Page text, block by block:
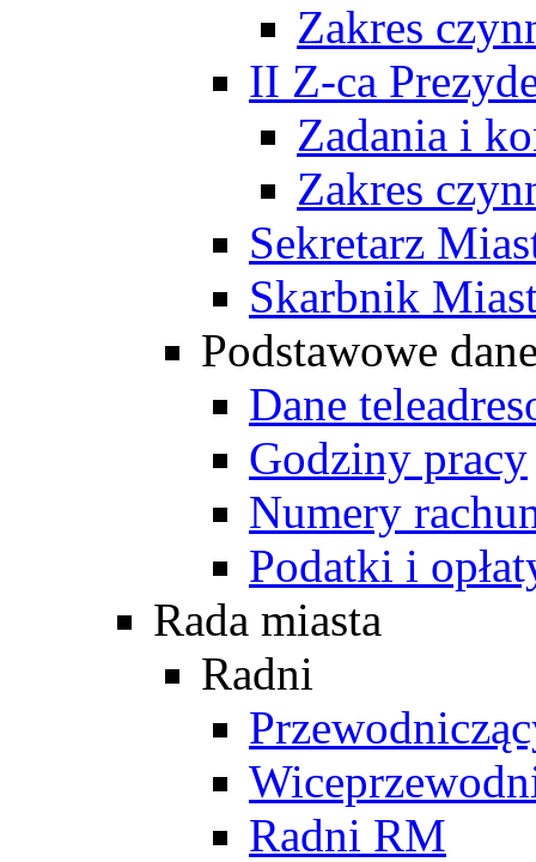
Zakres
II Z-ca
Zadania i
Zakres
Sekretarz
Skarbnik
Podstawowe
Dane
Godziny pracy
Numery
Podatki i
Rada miasta
Radni
Radni RM